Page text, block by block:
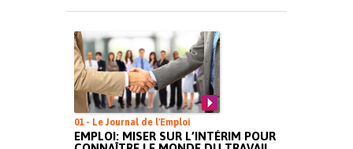
01 - Le Journal de l'Emploi
EMPLOI: MISER SUR L’INTÉRIM POUR